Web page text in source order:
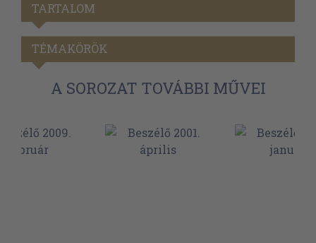
TARTALOM
TÉMAKÖRÖK
A SOROZAT TOVÁBBI MŰVEI